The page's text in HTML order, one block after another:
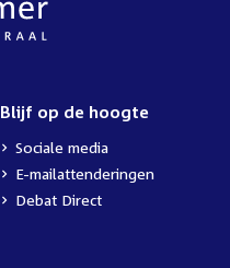
Blijf op de hoogte
Sociale media
E-mailattenderingen
Debat Direct